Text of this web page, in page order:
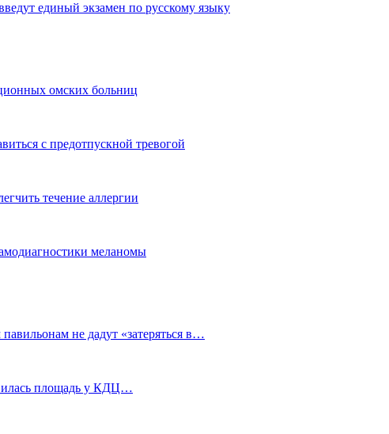
единый экзамен по русскому языку
омских больниц
с предотпускной тревогой
течение аллергии
меланомы
не дадут «затеряться в…
площадь у КДЦ…